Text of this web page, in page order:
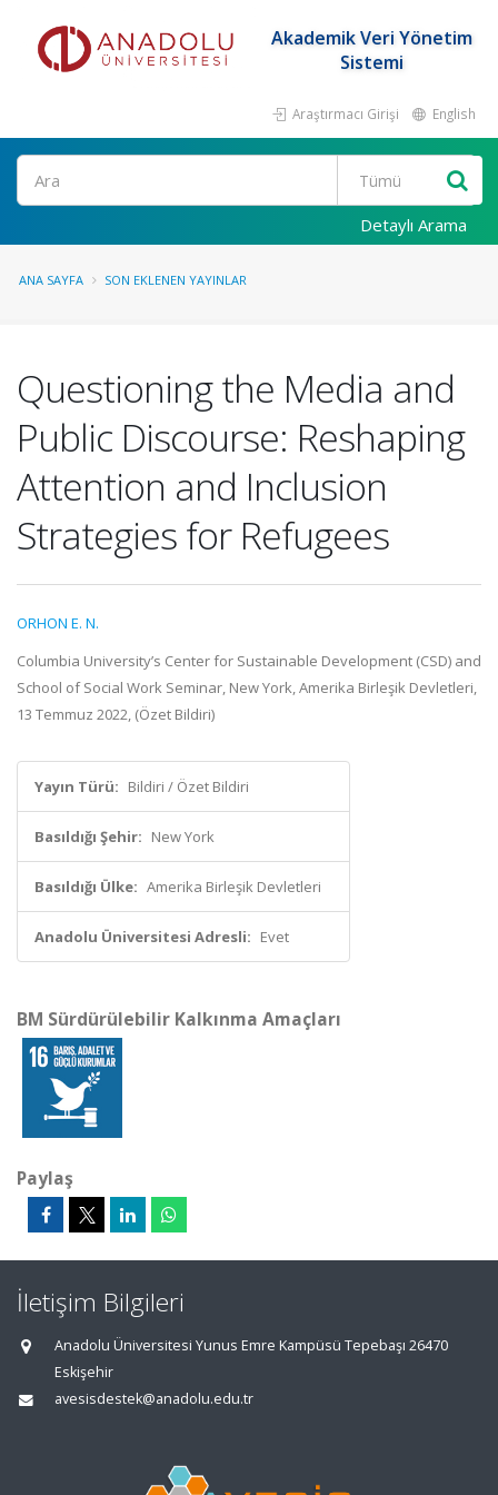
Akademik Veri Yönetim
Sistemi
Araştırmacı Girişi English
Ara
Detaylı Arama
ANA SAYFA SON EKLENEN YAYINLAR
Questioning the Media and
Public Discourse: Reshaping
Attention and Inclusion
Strategies for Refugees
ORHON E. N.
Columbia University’s Center for Sustainable Development (CSD) and
School of Social Work Seminar, New York, Amerika Birleşik Devletleri,
13 Temmuz 2022, (Özet Bildiri)
Yayın Türü: Bildiri / Özet Bildiri
Basıldığı Şehir: New York
Basıldığı Ülke: Amerika Birleşik Devletleri
Anadolu Üniversitesi Adresli: Evet
BM Sürdürülebilir Kalkınma Amaçları
Paylaş
İletişim Bilgileri
Anadolu Üniversitesi Yunus Emre Kampüsü Tepebaşı 26470
Eskişehir
avesisdestek@anadolu.edu.tr